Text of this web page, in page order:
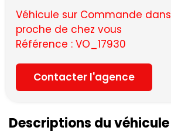
Véhicule sur Commande
proche de chez vous
Référence : VO_17930
Contacter l'agence
Descriptions du véhicule